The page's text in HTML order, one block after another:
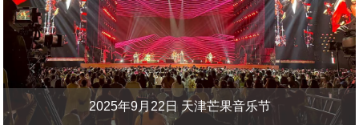
2025年9月22日 天津芒果音乐节